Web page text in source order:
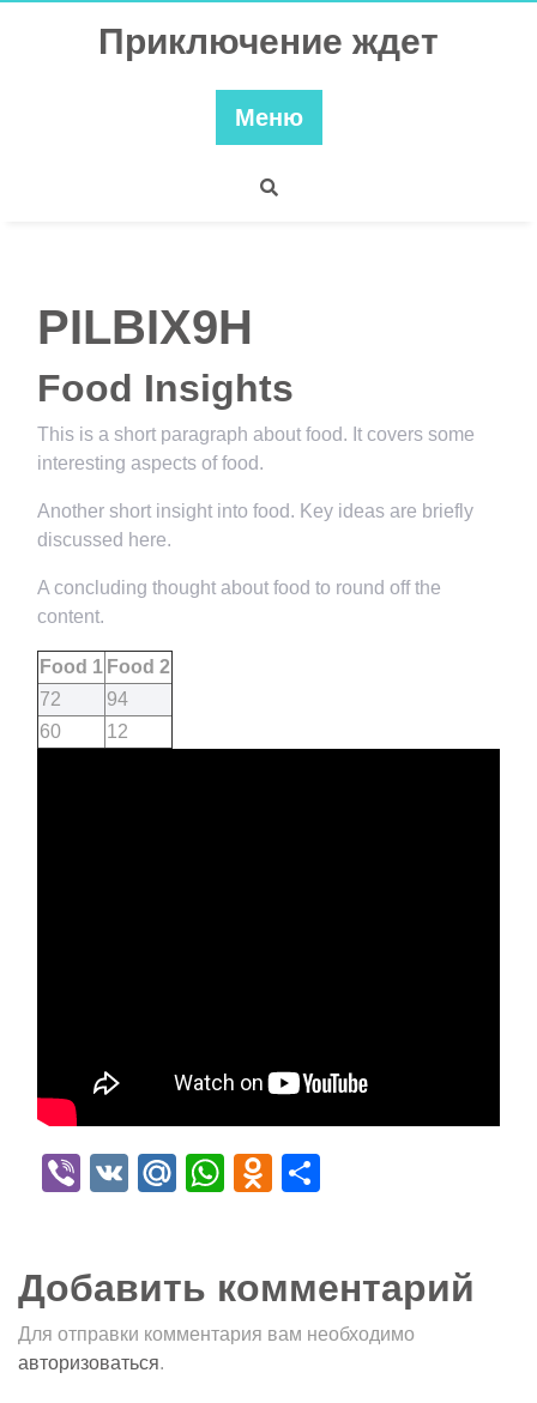
Приключение ждет
Меню
PILBIX9H
Food Insights
This is a short paragraph about food. It covers some
interesting aspects of food.
Another short insight into food. Key ideas are briefly
discussed here.
A concluding thought about food to round off the
content.
Food 1 Food 2
72
94
60
12
Viber
VK Mail.Ru
WhatsApp
Odnoklassniki
Добавить комментарий
Для отправки комментария вам необходимо
авторизоваться.